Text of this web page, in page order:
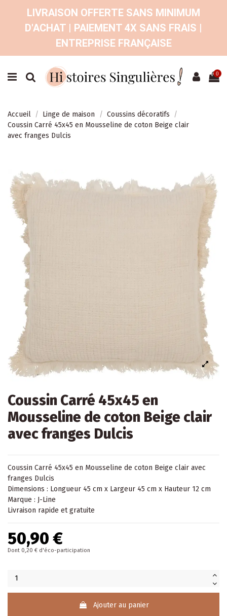
LIVRAISON OFFERTE SANS MINIMUM
D'ACHAT | PAIEMENT 4X SANS FRAIS |
ENTREPRISE FRANÇAISE
0
Accueil Linge de maison
Coussins décoratifs
Coussin Carré 45x45 en Mousseline de coton Beige clair
avec franges Dulcis
Coussin Carré 45x45 en
Mousseline de coton Beige clair
avec franges Dulcis
Coussin Carré 45x45 en Mousseline de coton Beige clair avec
franges Dulcis
Dimensions : Longueur 45 cm x Largeur 45 cm x Hauteur 12 cm
Marque : J-Line
Livraison rapide et gratuite
50,90 €
Dont 0,20 € d'éco-participation
Ajouter au panier